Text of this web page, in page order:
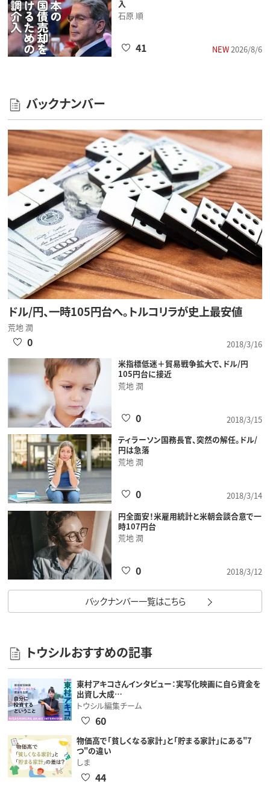
入
石原 順
NEW2026/8/6
41
バックナンバー
ドル/円、一時105円台へ。トルコリラが史上最安値
荒地 潤
2018/3/16
0
米指標低迷＋貿易戦争拡大で、ドル/円
105円台に接近
荒地 潤
2018/3/15
0
ティラーソン国務長官、突然の解任。ドル/
円は急落
荒地 潤
2018/3/14
0
円全面安！米雇用統計と米朝会談合意で一
時107円台
荒地 潤
2018/3/12
0
バックナンバー一覧はこちら
トウシルおすすめの記事
東村アキコさんインタビュー：実写化映画に自ら資金を
出資し大成…
トウシル編集チーム
60
物価高で「貧しくなる家計」と「貯まる家計」にある"7
つ"の違い
しま
44